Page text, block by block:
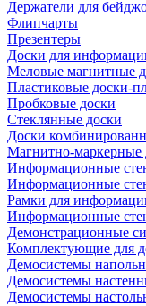
Держатели для
Флипчарты
Презентеры
Доски для
Меловые магнитные
Пластиковые доски-
Пробковые доски
Стеклянные доски
Доски
Магнитно-маркерные
Информационные
Информационные
Рамки для
Информационные
Демонстрационные
Комплектующие для
Демосистемы
Демосистемы
Демосистемы